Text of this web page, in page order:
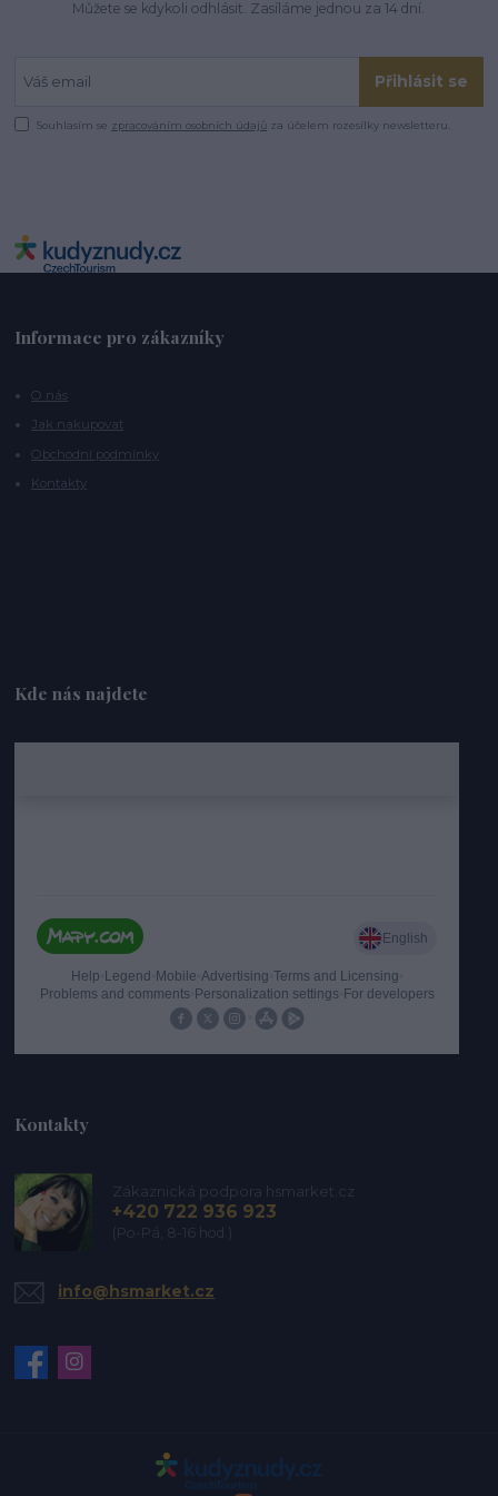
Můžete se kdykoli odhlásit. Zasíláme jednou za 14 dní.
Přihlásit se
Souhlasím se zpracováním osobních údajů za účelem rozesílky newsletteru.
Informace pro zákazníky
O nás
Jak nakupovat
Obchodní podmínky
Kontakty
Kde nás najdete
Kontakty
Zákaznická podpora hsmarket.cz
+420 722 936 923
(Po-Pá, 8-16 hod.)
info@hsmarket.cz